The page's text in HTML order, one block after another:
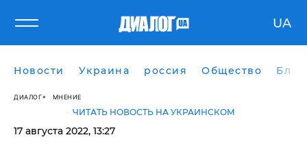
UA
Новости Украина россия Общество
ДИАЛОГ МНЕНИЕ
ЧИТАТЬ НОВОСТЬ НА УКРАИНСКОМ
17 августа 2022, 13:27